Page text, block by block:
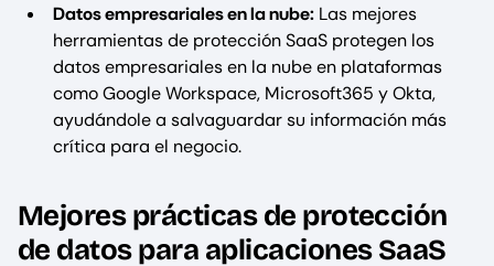
Datos empresariales en la nube: Las mejores
herramientas de protección SaaS protegen los
datos empresariales en la nube en plataformas
como Google Workspace, Microsoft365 y Okta,
ayudándole a salvaguardar su información más
crítica para el negocio.
Mejores prácticas de protección
de datos para aplicaciones SaaS